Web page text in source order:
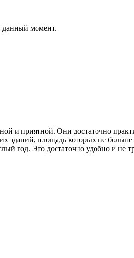
данный момент.
и приятной. Они достаточно
зданий, площадь которых не
год. Это достаточно удобно и не